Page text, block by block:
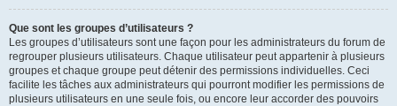
Que sont les groupes d’utilisateurs ?
Les groupes d’utilisateurs sont une façon pour les administrateurs du forum de
regrouper plusieurs utilisateurs. Chaque utilisateur peut appartenir à plusieurs
groupes et chaque groupe peut détenir des permissions individuelles. Ceci
facilite les tâches aux administrateurs qui pourront modifier les permissions de
plusieurs utilisateurs en une seule fois, ou encore leur accorder des pouvoirs